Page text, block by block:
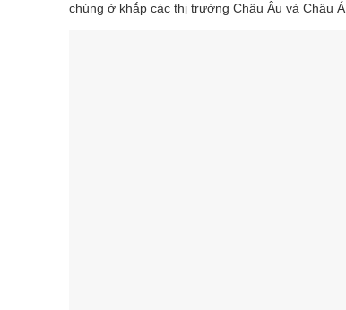
chúng ở khắp các thị trường Châu Âu và Châu Á.